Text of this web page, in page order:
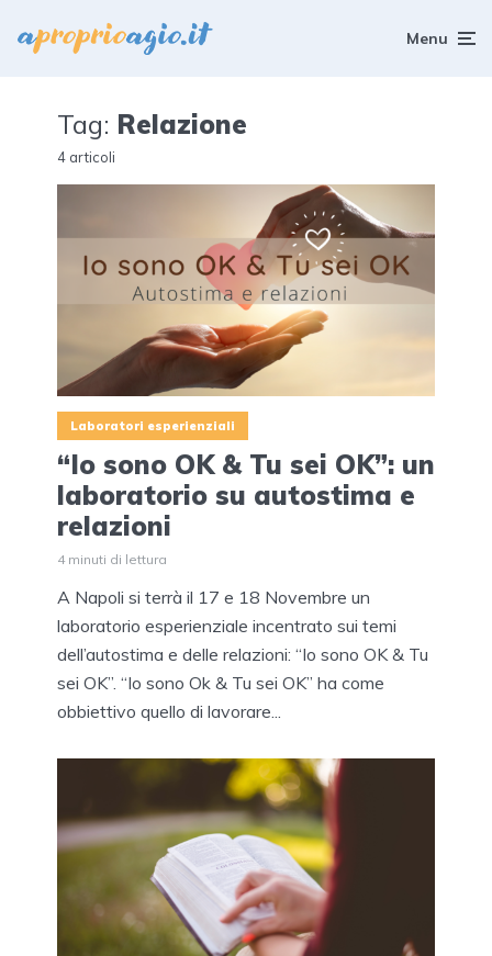
Menu
Tag: Relazione
4 articoli
Laboratori esperienziali
“Io sono OK & Tu sei OK”: un
laboratorio su autostima e
relazioni
4 minuti di lettura
A Napoli si terrà il 17 e 18 Novembre un
laboratorio esperienziale incentrato sui temi
dell’autostima e delle relazioni: “Io sono OK & Tu
sei OK”. “Io sono Ok & Tu sei OK” ha come
obbiettivo quello di lavorare...